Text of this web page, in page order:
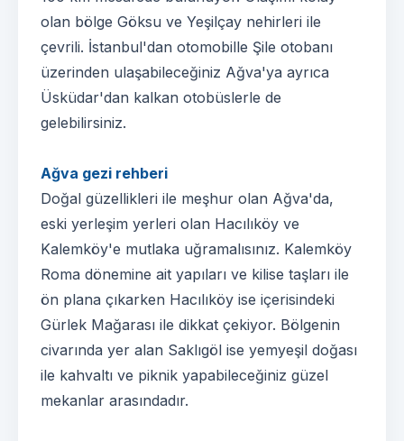
olan bölge Göksu ve Yeşilçay nehirleri ile
çevrili. İstanbul'dan otomobille Şile otobanı
üzerinden ulaşabileceğiniz Ağva'ya ayrıca
Üsküdar'dan kalkan otobüslerle de
gelebilirsiniz.
Ağva gezi rehberi
Doğal güzellikleri ile meşhur olan Ağva'da,
eski yerleşim yerleri olan Hacılıköy ve
Kalemköy'e mutlaka uğramalısınız. Kalemköy
Roma dönemine ait yapıları ve kilise taşları ile
ön plana çıkarken Hacılıköy ise içerisindeki
Gürlek Mağarası ile dikkat çekiyor. Bölgenin
civarında yer alan Saklıgöl ise yemyeşil doğası
ile kahvaltı ve piknik yapabileceğiniz güzel
mekanlar arasındadır.